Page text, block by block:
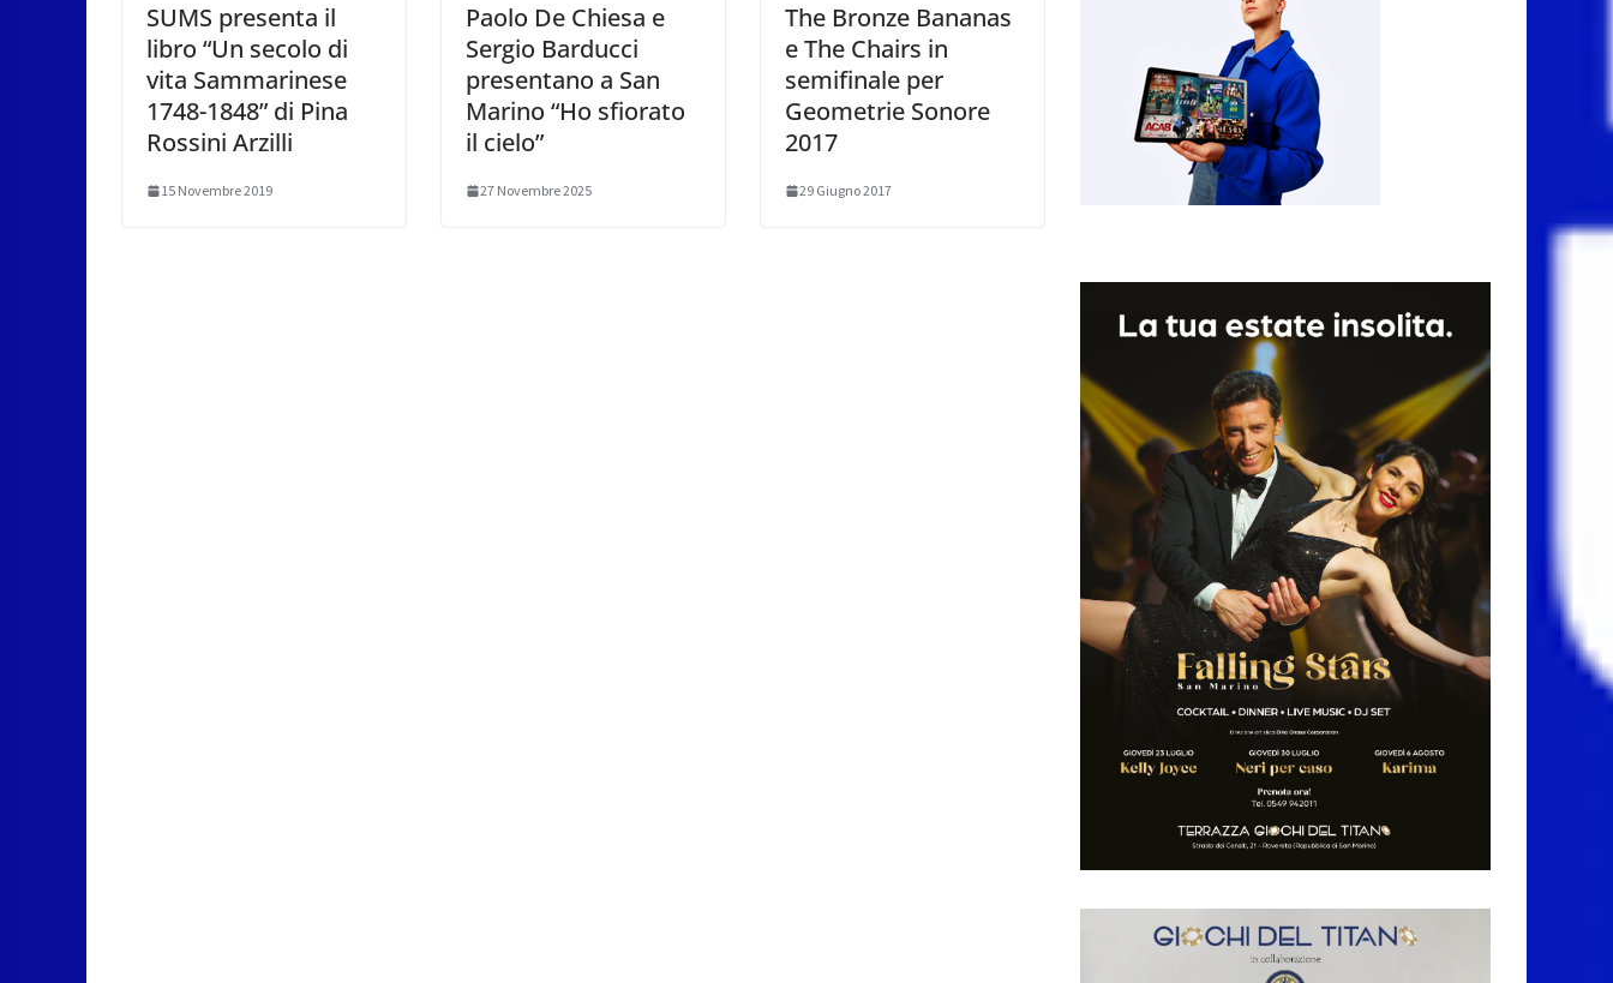
SUMS presenta il
libro “Un secolo di
vita Sammarinese
1748-1848” di Pina
Rossini Arzilli
15 Novembre 2019
Paolo De Chiesa e
Sergio Barducci
presentano a San
Marino “Ho sfiorato
il cielo”
27 Novembre 2025
The Bronze Bananas
e The Chairs in
semifinale per
Geometrie Sonore
2017
29 Giugno 2017